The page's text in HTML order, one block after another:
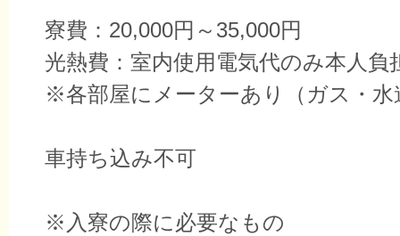
寮費：20,000円～35,000円
光熱費：室内使用電気代のみ本人負
※各部屋にメーターあり（ガス・水
車持ち込み不可
※入寮の際に必要なもの